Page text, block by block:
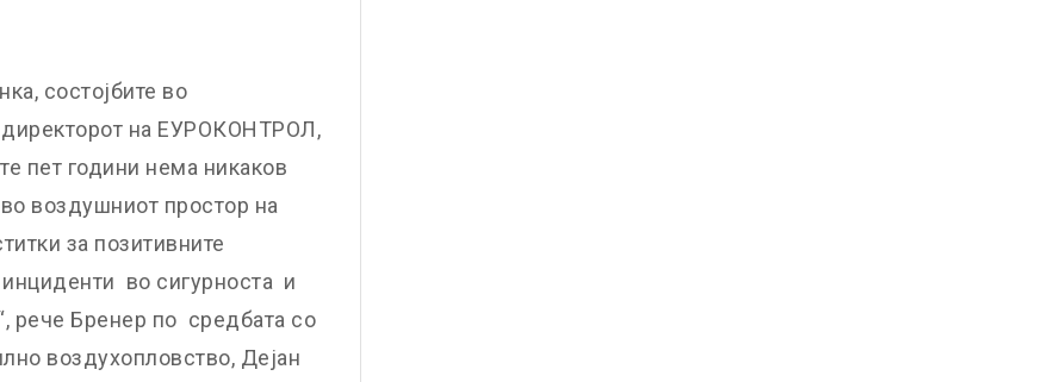
состојбите во
директорот на ЕУРОКОНТРОЛ,
пет години нема никаков
во воздушниот простор на
за позитивните
во сигурноста и
рече Бренер по средбата со
воздухопловство, Дејан